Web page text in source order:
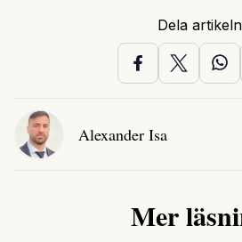
Dela artikeln
Alexander Isa
Mer